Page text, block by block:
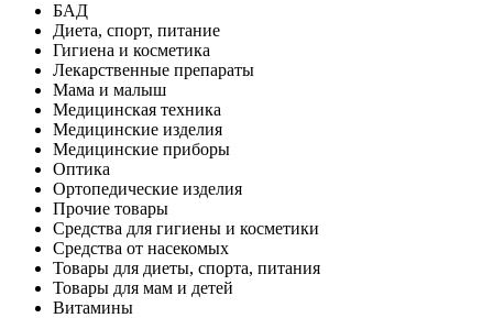
БАД
Диета, спорт, питание
Гигиена и косметика
Лекарственные препараты
Мама и малыш
Медицинская техника
Медицинские изделия
Медицинские приборы
Оптика
Ортопедические изделия
Прочие товары
Средства для гигиены и косметики
Средства от насекомых
Товары для диеты, спорта, питания
Товары для мам и детей
Витамины